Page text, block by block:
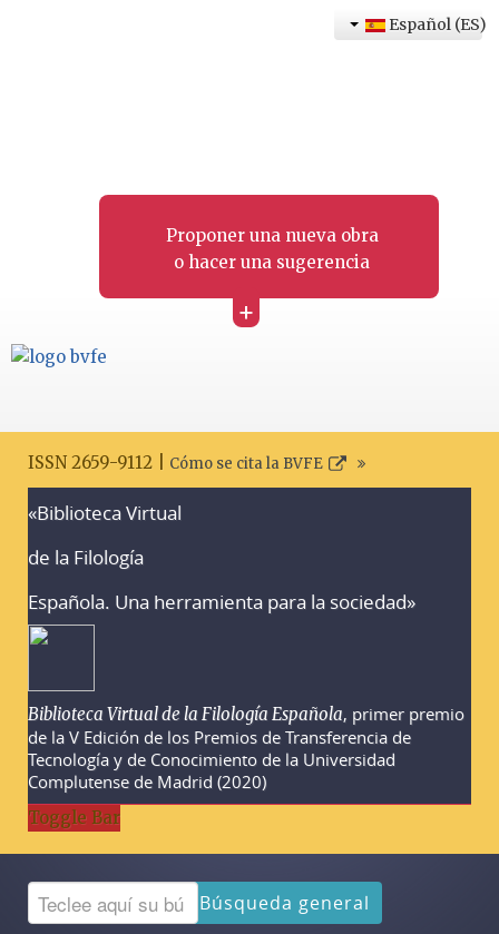
Proponer una nueva obra
o hacer una sugerencia
+
Español (ES)
ISSN 2659-9112 | Cómo se cita la BVFE
«Biblioteca Virtual
de la Filología
Española. Una herramienta para la sociedad»
Biblioteca Virtual de la Filología Española, primer premio
de la V Edición de los Premios de Transferencia de
Tecnología y de Conocimiento de la Universidad
Complutense de Madrid (2020)
Toggle Bar
Búsqueda general